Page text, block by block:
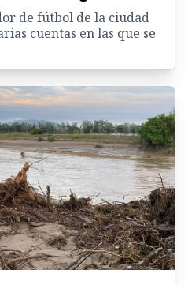
de fútbol de la ciudad
cuentas en las que se